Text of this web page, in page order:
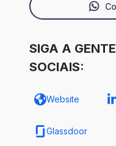
SIGA A
SOCIAIS:
Website
Glassdoor